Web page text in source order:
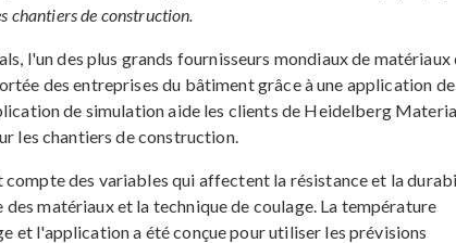
chantiers de construction.
l'un des plus grands fournisseurs mondiaux de matériaux
des entreprises du bâtiment grâce à une application de
de simulation aide les clients de Heidelberg
les chantiers de construction.
compte des variables qui affectent la résistance et la
matériaux et la technique de coulage. La température
et l'application a été conçue pour utiliser les prévisions